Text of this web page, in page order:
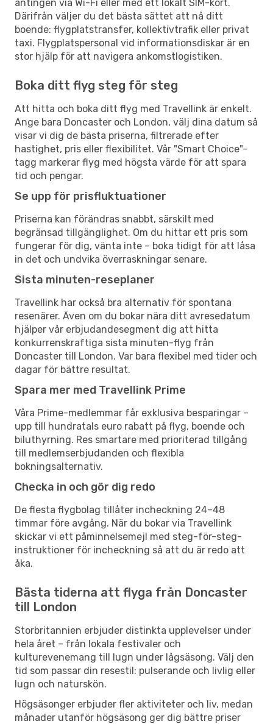
antingen via Wi-Fi eller med ett lokalt SIM-kort.
Därifrån väljer du det bästa sättet att nå ditt
boende: flygplatstransfer, kollektivtrafik eller privat
taxi. Flygplatspersonal vid informationsdiskar är en
stor hjälp för att navigera ankomstlogistiken.
Boka ditt flyg steg för steg
Att hitta och boka ditt flyg med Travellink är enkelt.
Ange bara Doncaster och London, välj dina datum så
visar vi dig de bästa priserna, filtrerade efter
hastighet, pris eller flexibilitet. Vår "Smart Choice"-
tagg markerar flyg med högsta värde för att spara
tid och pengar.
Se upp för prisfluktuationer
Priserna kan förändras snabbt, särskilt med
begränsad tillgänglighet. Om du hittar ett pris som
fungerar för dig, vänta inte – boka tidigt för att låsa
in det och undvika överraskningar senare.
Sista minuten-reseplaner
Travellink har också bra alternativ för spontana
resenärer. Även om du bokar nära ditt avresedatum
hjälper vår erbjudandesegment dig att hitta
konkurrenskraftiga sista minuten-flyg från
Doncaster till London. Var bara flexibel med tider och
dagar för bättre resultat.
Spara mer med Travellink Prime
Våra Prime-medlemmar får exklusiva besparingar –
upp till hundratals euro rabatt på flyg, boende och
biluthyrning. Res smartare med prioriterad tillgång
till medlemserbjudanden och flexibla
bokningsalternativ.
Checka in och gör dig redo
De flesta flygbolag tillåter incheckning 24–48
timmar före avgång. När du bokar via Travellink
skickar vi ett påminnelsemejl med steg-för-steg-
instruktioner för incheckning så att du är redo att
åka.
Bästa tiderna att flyga från Doncaster
till London
Storbritannien erbjuder distinkta upplevelser under
hela året – från lokala festivaler och
kulturevenemang till lugn under lågsäsong. Välj den
tid som passar din resestil: pulserande och livlig eller
lugn och naturskön.
Högsäsonger erbjuder fler aktiviteter och liv, medan
månader utanför högsäsong ger dig bättre priser